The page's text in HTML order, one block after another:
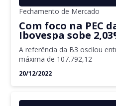
Fechamento de Mercado
Com foco na PEC
Ibovespa sobe
pontos
A referência da B3 oscilou
máxima de 107.792,12
20/12/2022